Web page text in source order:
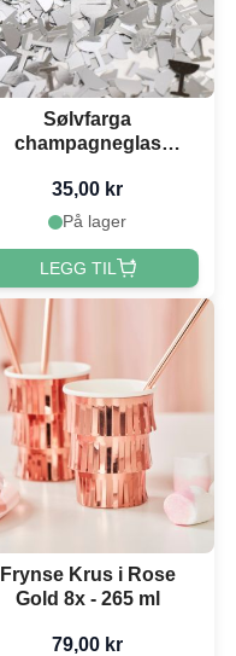
Sølvfarga
champagneglas
35,00 kr
På lager
LEGG TIL
Frynse Krus i Rose
Gold 8x - 265 ml
79,00 kr